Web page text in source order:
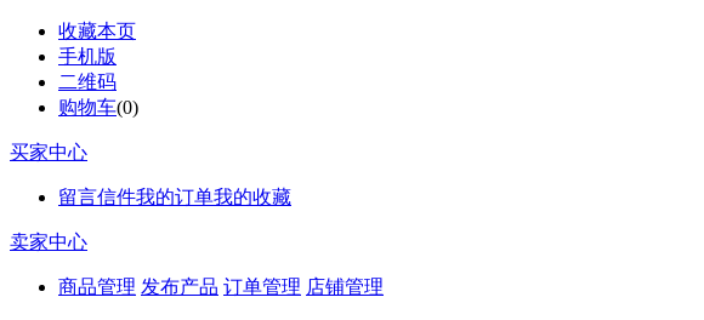
收藏本页
手机版
二维码
购物车(0)
买家中心
留言信件我的订单我的收藏
卖家中心
商品管理 发布产品 订单管理 店铺管理